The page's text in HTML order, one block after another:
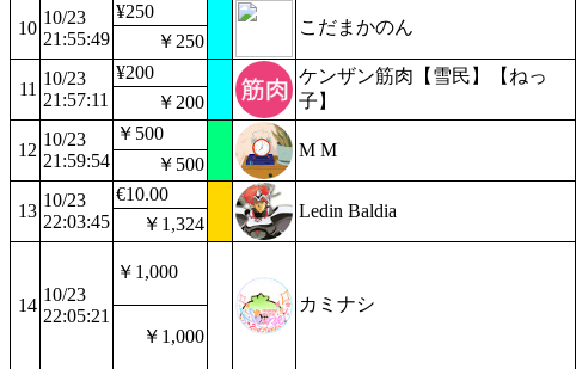
10
10/23
21:55:49
¥250
こだまかのん
￥250
11
10/23
21:57:11
¥200
ケンザン筋肉【雪民】【ねっ
子】
￥200
12
10/23
21:59:54
￥500
M M
￥500
13
10/23
22:03:45
€10.00
Ledin Baldia
￥1,324
14
10/23
22:05:21
￥1,000
カミナシ
￥1,000